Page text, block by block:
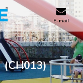
E-mail
(CH013)